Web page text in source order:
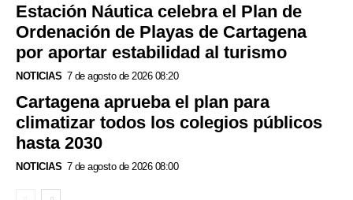
Estación Náutica celebra el Plan de
Ordenación de Playas de Cartagena
por aportar estabilidad al turismo
NOTICIAS 7 de agosto de 2026 08:20
Cartagena aprueba el plan para
climatizar todos los colegios públicos
hasta 2030
NOTICIAS 7 de agosto de 2026 08:00